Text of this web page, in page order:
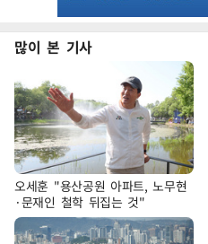
많이 본 기사
오세훈 "용산공원 아파트, 노무현
·문재인 철학 뒤집는 것"